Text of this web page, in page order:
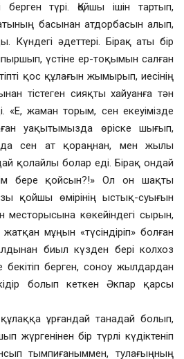
түрі. Қойшы ішін тартып,
басынан атдорбасын алып,
Күндегі әдеттері. Бірақ аты бір
үстіне ер-тоқымын салған
қос құлағын жымырып, иесінің
тістеген сияқты хайуанға тән
«Е, жаман торым, сен екеуімізде
уақытымызда өріске шығып,
сен ат қораңнан, мен жылы
қолайлы болар еді. Бірақ ондай
кім бере қойсын?!» Ол он шақты
қойшы өмірінің ыстық-суығын
месторысына көкейіндегі сырын,
мұңын «түсіндіріп» болған
биыл күзден бері колхоз
берген, соноу жылдардан
болып кеткен Әкпар қарсы
ұрғандай танадай болып,
жүргенінен бір түрлі күдіктеніп
тымпиғаныммен, тулағыңның